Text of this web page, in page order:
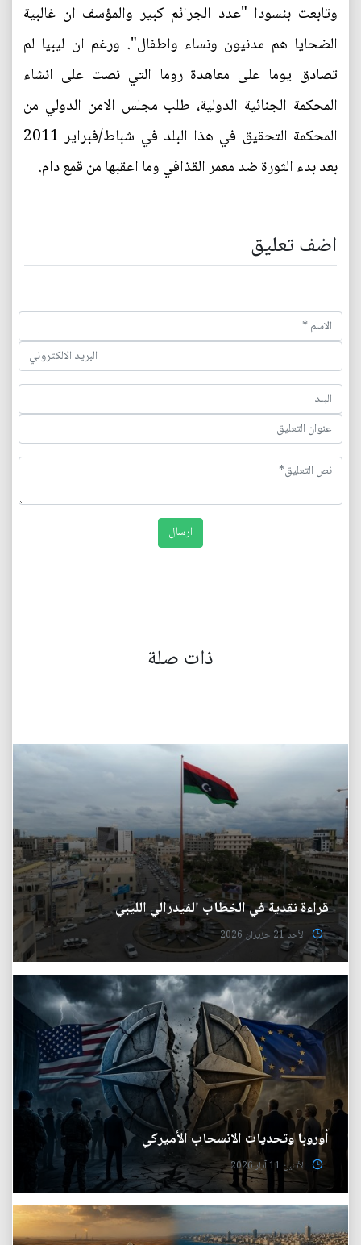
وتابعت بنسودا "عدد الجرائم كبير والمؤسف ان غالبية
الضحايا هم مدنيون ونساء واطفال". ورغم ان ليبيا لم
تصادق يوما على معاهدة روما التي نصت على انشاء
المحكمة الجنائية الدولية، طلب مجلس الامن الدولي من
المحكمة التحقيق في هذا البلد في شباط/فبراير 2011
بعد بدء الثورة ضد معمر القذافي وما اعقبها من قمع دام.
اضف تعليق
ذات صلة
قراءة نقدية في الخطاب الفيدرالي الليبي
الأحد 21 حزيران 2026
أوروبا وتحديات الانسحاب الأميركي
الأثنين 11 آيار 2026